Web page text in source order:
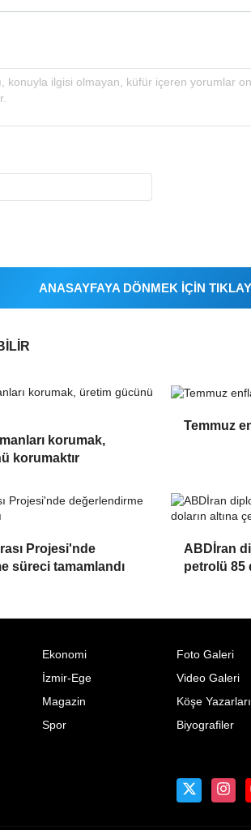
ANASAYFAYA DÖNMEK İÇİN
korumak,
korumaktır
Temmuz
Projesi'nde
süreci tamamlandı
ABDİran
petrolü 85
Ekonomi
İzmir-Ege
Magazin
Spor
Foto Galeri
Video Galeri
Köşe Yazarları
Biyografiler